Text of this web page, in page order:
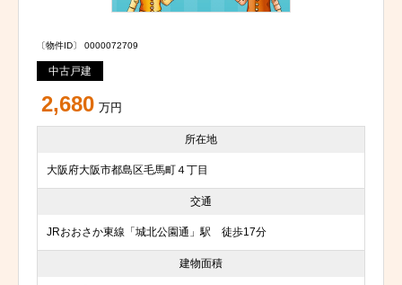
〔物件ID〕 0000072709
中古戸建
2,680 万円
所在地
大阪府大阪市都島区毛馬町４丁目
交通
JRおおさか東線「城北公園通」駅 徒歩17分
建物面積